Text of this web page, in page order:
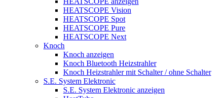
HEATSCOPE Vision
HEATSCOPE Spot
HEATSCOPE Pure
HEATSCOPE Next
Knoch
Knoch anzeigen
Knoch Bluetooth Heizstrahler
Knoch Heizstrahler mit Schalter / ohne Schalter
S.E. System Elektronic
S.E. System Elektronic anzeigen